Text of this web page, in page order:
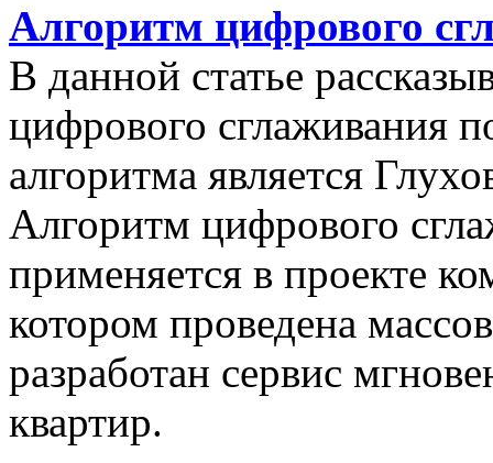
Алгоритм цифрового
В данной статье
цифрового сглаживания
алгоритма является
Алгоритм цифрового
применяется в проекте
котором проведена
разработан сервис
квартир.